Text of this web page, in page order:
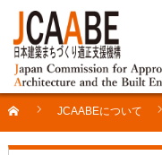
JCAABEについて